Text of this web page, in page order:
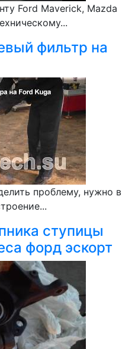
Ford Maverick, Mazda
фильтр на
проблему, нужно в
ступицы
форд эскорт